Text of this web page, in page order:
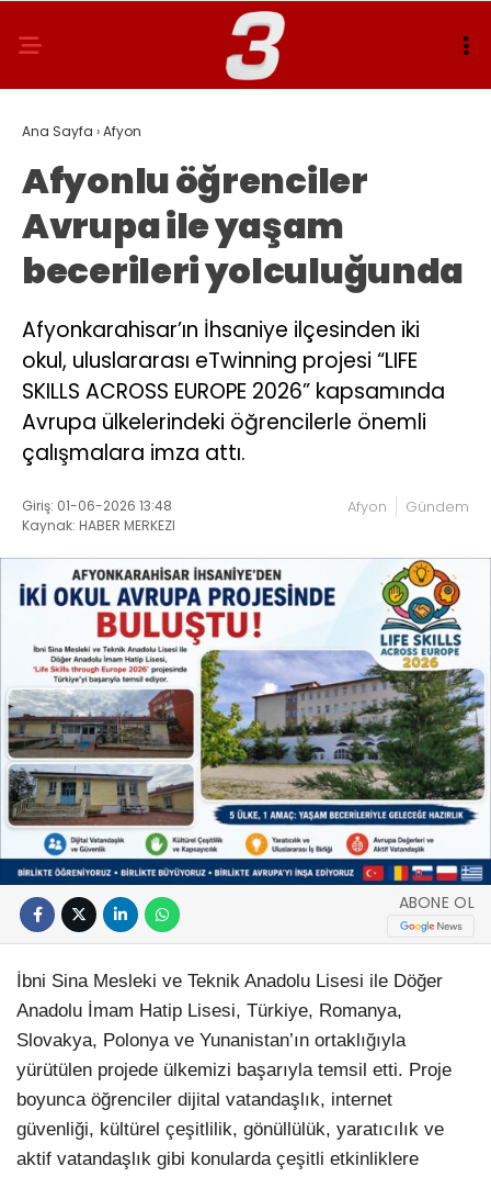
Ana Sayfa ›Afyon
Afyonlu öğrenciler
Avrupa ile yaşam
becerileri yolculuğunda
Afyonkarahisar’ın İhsaniye ilçesinden iki
okul, uluslararası eTwinning projesi “LIFE
SKILLS ACROSS EUROPE 2026” kapsamında
Avrupa ülkelerindeki öğrencilerle önemli
çalışmalara imza attı.
Giriş: 01-06-2026 13:48
Kaynak: HABER MERKEZI
Afyon Gündem
ABONE OL
İbni Sina Mesleki ve Teknik Anadolu Lisesi ile Döğer
Anadolu İmam Hatip Lisesi, Türkiye, Romanya,
Slovakya, Polonya ve Yunanistan’ın ortaklığıyla
yürütülen projede ülkemizi başarıyla temsil etti. Proje
boyunca öğrenciler dijital vatandaşlık, internet
güvenliği, kültürel çeşitlilik, gönüllülük, yaratıcılık ve
aktif vatandaşlık gibi konularda çeşitli etkinliklere